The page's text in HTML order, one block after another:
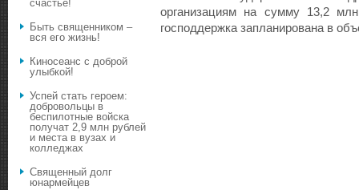
организациям на сумму 13,2
господдержка запланирована в
счастье!
Быть священником –
вся его жизнь!
Киносеанс с доброй
улыбкой!
Успей стать героем:
добровольцы в
беспилотные войска
получат 2,9 млн рублей
и места в вузах и
колледжах
Священный долг
юнармейцев